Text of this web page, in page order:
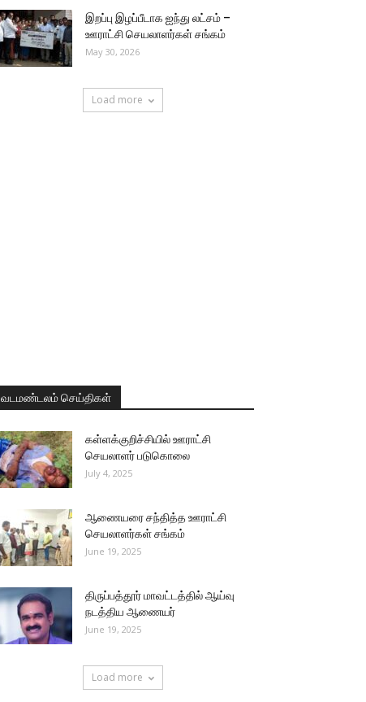
இறப்பு இழப்பீடாக ஐந்து லட்சம் –
ஊராட்சி செயலாளர்கள் சங்கம்
May 30, 2026
Load more
வடமண்டலம் செய்திகள்
கள்ளக்குறிச்சியில் ஊராட்சி
செயலாளர் படுகொலை
July 4, 2025
ஆணையரை சந்தித்த ஊராட்சி
செயலாளர்கள் சங்கம்
June 19, 2025
திருப்பத்தூர் மாவட்டத்தில் ஆய்வு
நடத்திய ஆணையர்
June 19, 2025
Load more